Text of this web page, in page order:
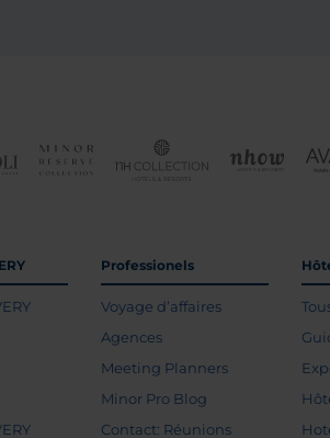
Professionels
Voyage d’affaires
Agences
Meeting Planners
Minor Pro Blog
Contact: Réunions